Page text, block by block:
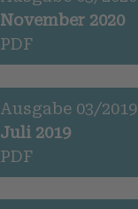
November 2020
PDF
Ausgabe 03/2019
Juli 2019
PDF